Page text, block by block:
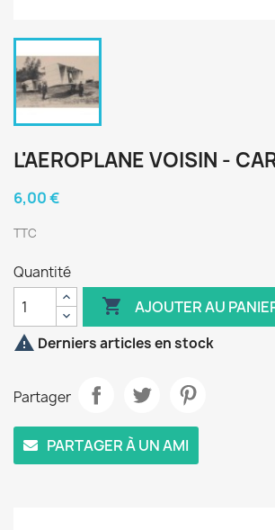
L'AEROPLANE VOISIN -
6,00 €
TTC
Quantité
 AJOUTER AU
 Derniers articles en stock
Partager
PARTAGER À UN AMI